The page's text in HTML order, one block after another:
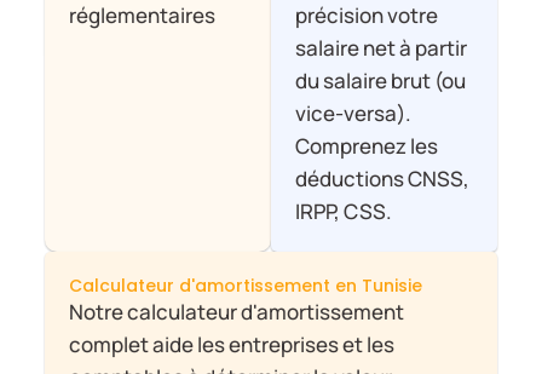
Ressources NEW
About
Experts
Select Language
réglementaires
précision votre
salaire net à partir
du salaire brut (ou
vice-versa).
Comprenez les
déductions CNSS,
IRPP, CSS.
Calculateur d'amortissement en Tunisie
Notre calculateur d'amortissement
complet aide les entreprises et les